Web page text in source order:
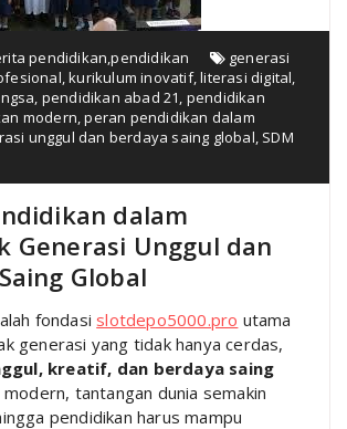
pendidikan,pendidikan
generasi
,kurikulum inovatif,literasi digital,
, pendidikan abad 21, pendidikan
modern,peran pendidikan dalam
unggul dan berdaya saing global, SDM
dalam
Generasi Unggul dan
Global
fondasi slotdepo5000.pro utama
generasi yang tidak hanya cerdas,
kreatif, dan berdaya saing
modern, tantangan dunia semakin
pendidikan harus mampu